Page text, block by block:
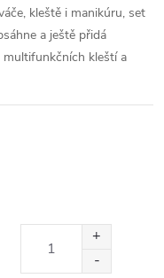
kleště i manikúru, set
a ještě přidá
multifunkčních kleští a